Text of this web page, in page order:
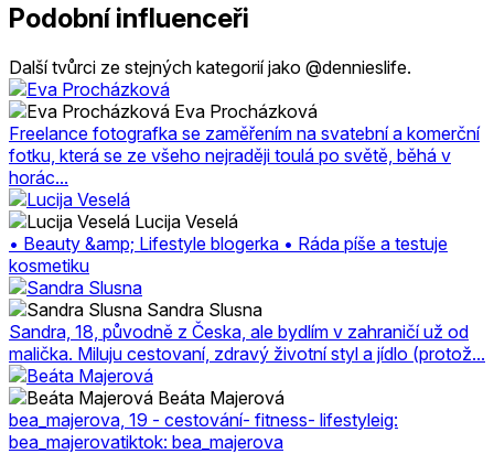
Podobní influenceři
Další tvůrci ze stejných kategorií jako @dennieslife.
Eva Procházková
Freelance fotografka se zaměřením na svatební a komerční
fotku, která se ze všeho nejraději toulá po světě, běhá v
horác...
Lucija Veselá
• Beauty &amp; Lifestyle blogerka • Ráda píše a testuje
kosmetiku
Sandra Slusna
Sandra, 18, původně z Česka, ale bydlím v zahraničí už od
malička. Miluju cestovaní, zdravý životní styl a jídlo (protož...
Beáta Majerová
bea_majerova, 19 - cestování- fitness- lifestyleig:
bea_majerovatiktok: bea_majerova